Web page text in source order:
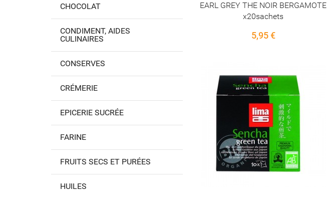
CHOCOLAT
CONDIMENT, AIDES
CULINAIRES
CONSERVES
CRÉMERIE
EPICERIE SUCRÉE
FARINE
FRUITS SECS ET PURÉES
HUILES
EARL GREY THE NOIR BERGAMOTE
x20sachets
5,95 €